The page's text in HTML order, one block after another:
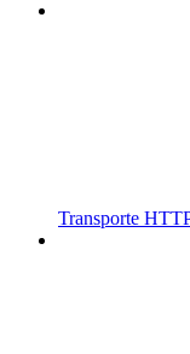
Transporte